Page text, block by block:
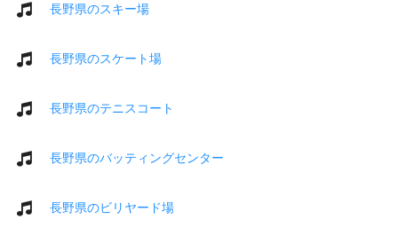
長野県のスキー場
長野県のスケート場
長野県のテニスコート
長野県のバッティングセンター
長野県のビリヤード場